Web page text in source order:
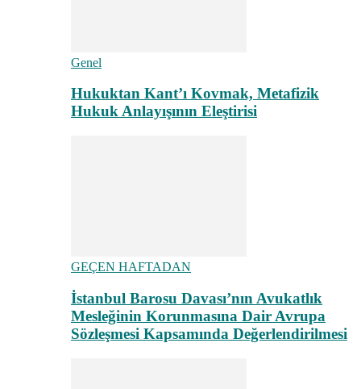
Genel
Hukuktan Kant’ı Kovmak, Metafizik
Hukuk Anlayışının Eleştirisi
GEÇEN HAFTADAN
İstanbul Barosu Davası’nın Avukatlık
Mesleğinin Korunmasına Dair Avrupa
Sözleşmesi Kapsamında Değerlendirilmesi